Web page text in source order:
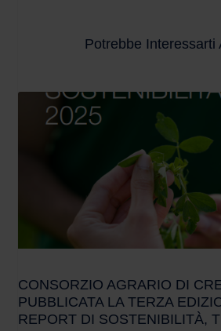
Potrebbe Interessarti
CONSORZIO AGRARIO DI
PUBBLICATA LA TERZA
REPORT DI SOSTENIBILITÀ,